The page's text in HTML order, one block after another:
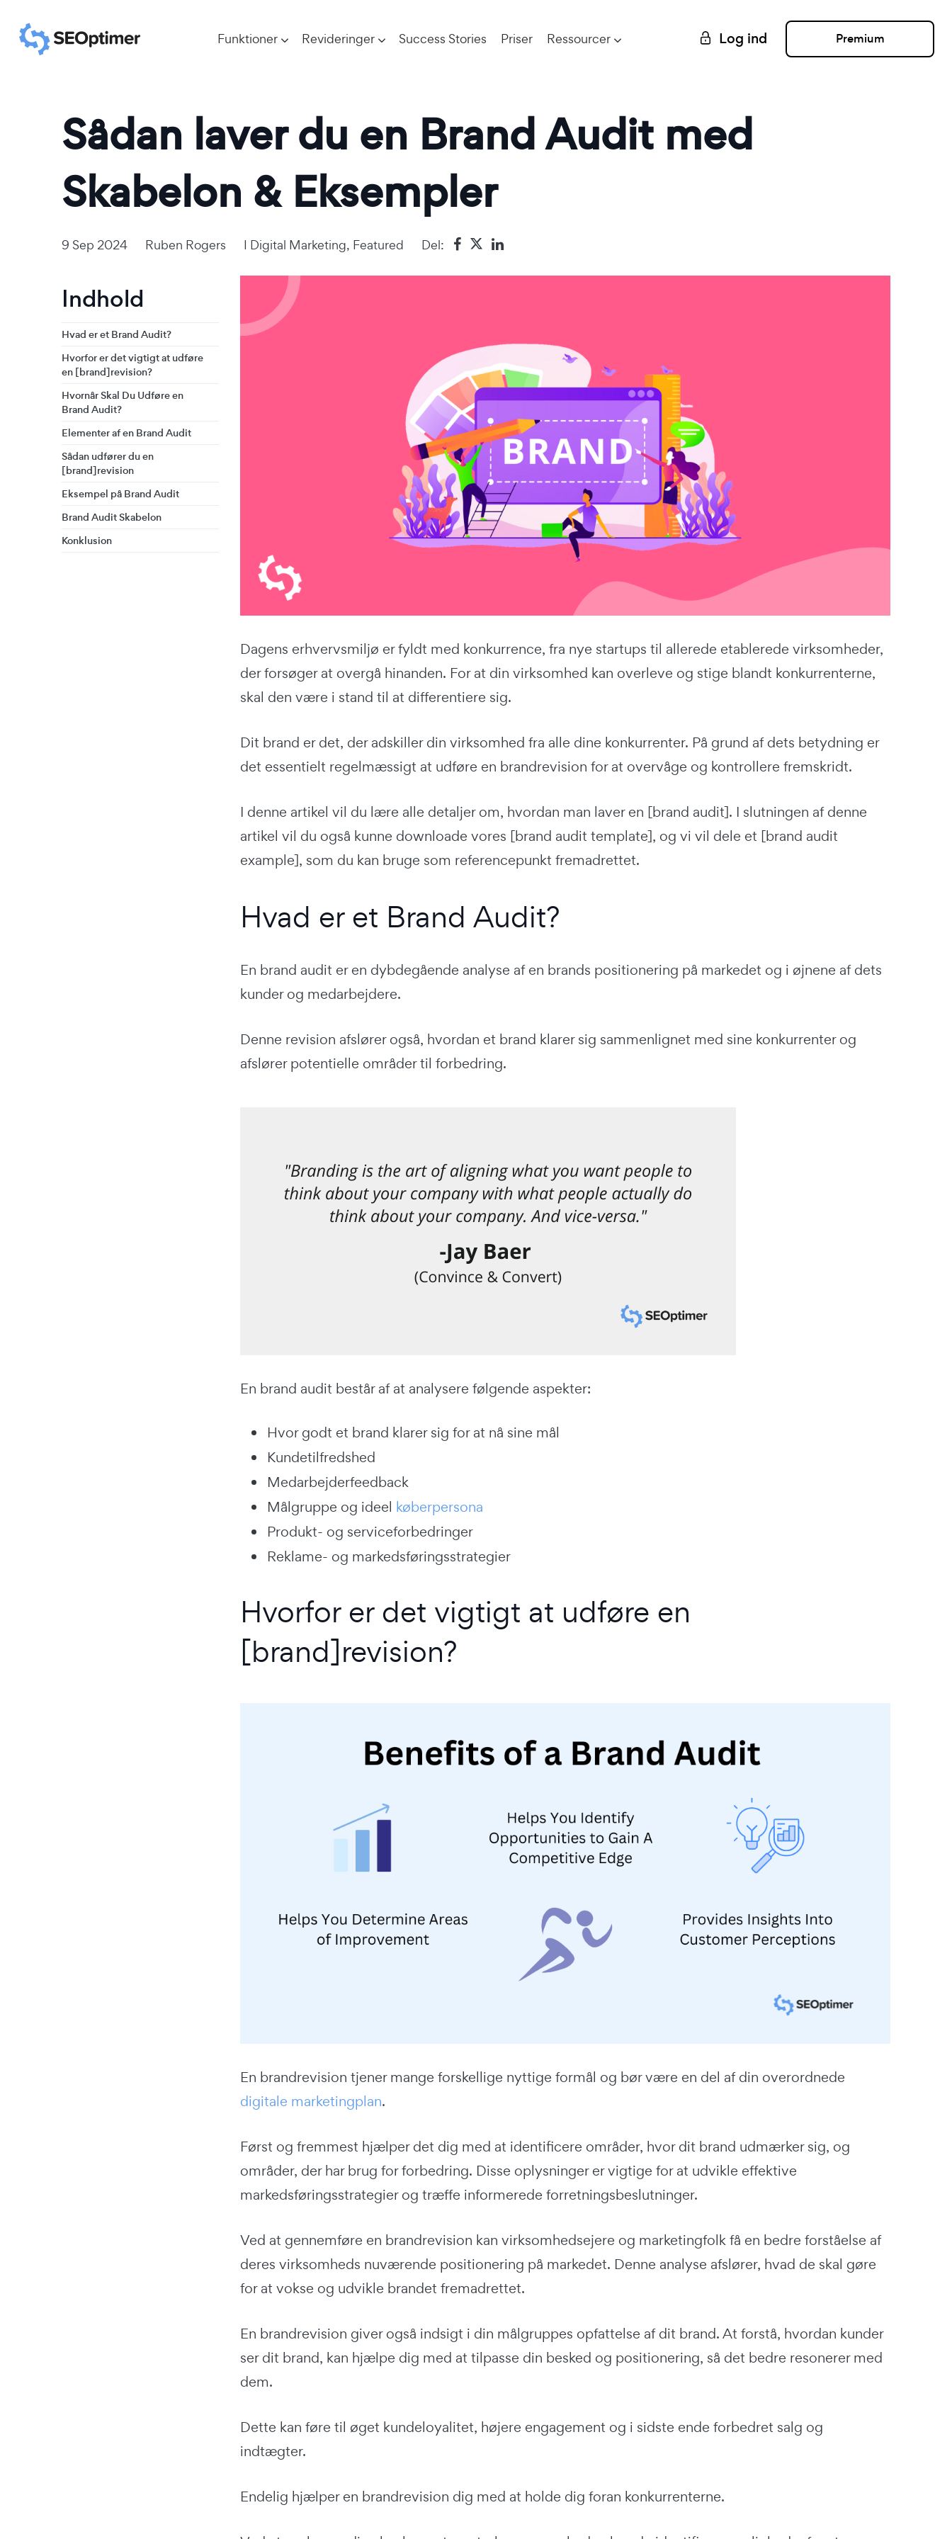
Funktioner Revideringer Success Stories Priser Ressourcer Log ind Premium
Sådan laver du en Brand Audit med
Skabelon & Eksempler
9 Sep 2024 Ruben Rogers I Digital Marketing, Featured Del:
Indhold
Hvad er et Brand Audit?
Hvorfor er det vigtigt at udføre
en [brand]revision?
Hvornår Skal Du Udføre en
Brand Audit?
Elementer af en Brand Audit
Sådan udfører du en
[brand]revision
Eksempel på Brand Audit
Brand Audit Skabelon
Konklusion
Dagens erhvervsmiljø er fyldt med konkurrence, fra nye startups til allerede etablerede virksomheder,
der forsøger at overgå hinanden. For at din virksomhed kan overleve og stige blandt konkurrenterne,
skal den være i stand til at differentiere sig.
Dit brand er det, der adskiller din virksomhed fra alle dine konkurrenter. På grund af dets betydning er
det essentielt regelmæssigt at udføre en brandrevision for at overvåge og kontrollere fremskridt.
I denne artikel vil du lære alle detaljer om, hvordan man laver en [brand audit]. I slutningen af denne
artikel vil du også kunne downloade vores [brand audit template], og vi vil dele et [brand audit
example], som du kan bruge som referencepunkt fremadrettet.
Hvad er et Brand Audit?
En brand audit er en dybdegående analyse af en brands positionering på markedet og i øjnene af dets
kunder og medarbejdere.
Denne revision afslører også, hvordan et brand klarer sig sammenlignet med sine konkurrenter og
afslører potentielle områder til forbedring.
En brand audit består af at analysere følgende aspekter:
Hvor godt et brand klarer sig for at nå sine mål
Kundetilfredshed
Medarbejderfeedback
Målgruppe og ideel køberpersona
Produkt- og serviceforbedringer
Reklame- og markedsføringsstrategier
Hvorfor er det vigtigt at udføre en
[brand]revision?
En brandrevision tjener mange forskellige nyttige formål og bør være en del af din overordnede
digitale marketingplan.
Først og fremmest hjælper det dig med at identificere områder, hvor dit brand udmærker sig, og
områder, der har brug for forbedring. Disse oplysninger er vigtige for at udvikle effektive
markedsføringsstrategier og træffe informerede forretningsbeslutninger.
Ved at gennemføre en brandrevision kan virksomhedsejere og marketingfolk få en bedre forståelse af
deres virksomheds nuværende positionering på markedet. Denne analyse afslører, hvad de skal gøre
for at vokse og udvikle brandet fremadrettet.
En brandrevision giver også indsigt i din målgruppes opfattelse af dit brand. At forstå, hvordan kunder
ser dit brand, kan hjælpe dig med at tilpasse din besked og positionering, så det bedre resonerer med
dem.
Dette kan føre til øget kundeloyalitet, højere engagement og i sidste ende forbedret salg og
indtægter.
Endelig hjælper en brandrevision dig med at holde dig foran konkurrenterne.